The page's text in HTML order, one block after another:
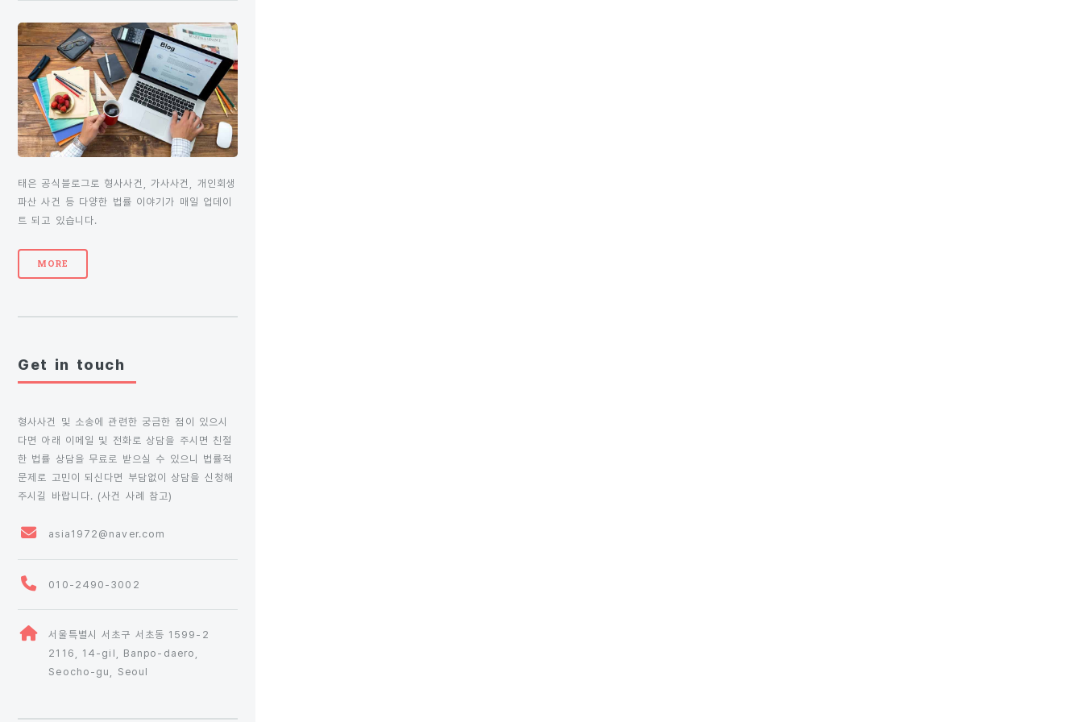
태은 공식블로그로 형사사건, 가사사건, 개인회생
파산 사건 등 다양한 법률 이야기가 매일 업데이
트 되고 있습니다.
MORE
Get in touch
형사사건 및 소송에 관련한 궁금한 점이 있으시
다면 아래 이메일 및 전화로 상담을 주시면 친절
한 법률 상담을 무료로 받으실 수 있으니 법률적
문제로 고민이 되신다면 부담없이 상담을 신청해
주시길 바랍니다. (사건 사례 참고)
asia1972@naver.com
010-2490-3002
서울특별시 서초구 서초동 1599-2
2116, 14-gil, Banpo-daero,
Seocho-gu, Seoul